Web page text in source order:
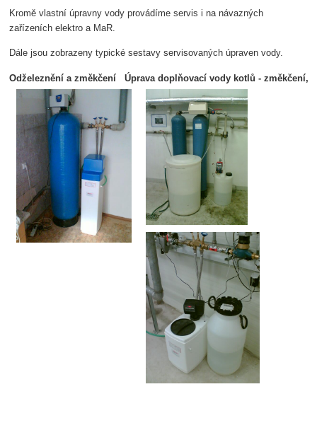
Kromě vlastní úpravny vody provádíme servis i na návazných
zařízeních elektro a MaR.
Dále jsou zobrazeny typické sestavy servisovaných úpraven vody.
Odželeznění a změkčení   Úprava doplňovací vody kotlů - změkčení,